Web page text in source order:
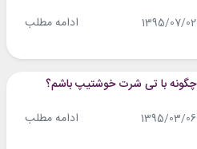
1395/07/02 ادامه مطلب
چگونه با تی شرت خوشتیپ باشم؟
1395/03/06 ادامه مطلب